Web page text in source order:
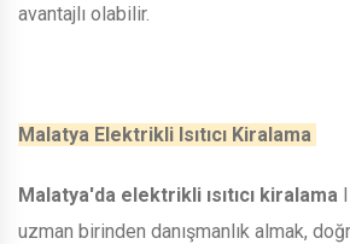
avantajlı olabilir.
Malatya Elektrikli Isıtıcı Kiralama
Malatya'da elektrikli ısıtıcı kiralama
uzman birinden danışmanlık almak,